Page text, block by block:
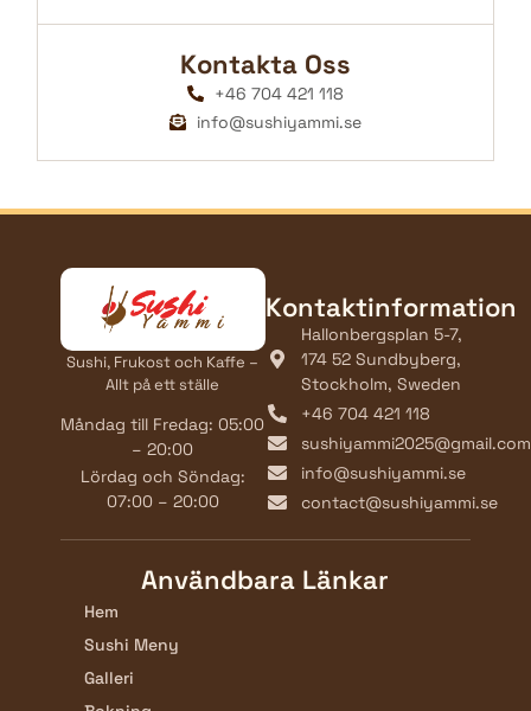
Kontakta Oss
+46 704 421 118
info@sushiyammi.se
Kontaktinformation
Hallonbergsplan 5-7,
174 52 Sundbyberg,
Stockholm, Sweden
+46 704 421 118
sushiyammi2025@gmail.com
info@sushiyammi.se
contact@sushiyammi.se
Sushi, Frukost och Kaffe –
Allt på ett ställe
Måndag till Fredag: 05:00
– 20:00
Lördag och Söndag:
07:00 – 20:00
Användbara Länkar
Hem
Sushi Meny
Galleri